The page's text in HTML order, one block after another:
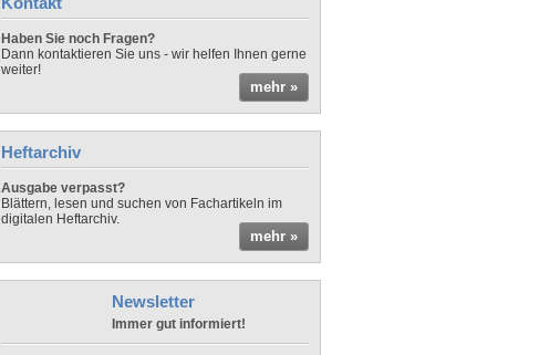
Haben Sie noch Fragen?
Dann kontaktieren Sie uns - wir helfen Ihnen gerne
weiter!
mehr »
Heftarchiv
Ausgabe verpasst?
Blättern, lesen und suchen von Fachartikeln im
digitalen Heftarchiv.
mehr »
Newsletter
Immer gut informiert!